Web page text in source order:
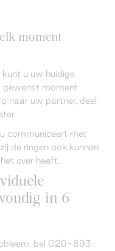
moment
u uw huidige
gewenst moment
naar uw partner, deel
communiceert met
de ringen ook kunnen
over heeft.
in 6
bel 020-893